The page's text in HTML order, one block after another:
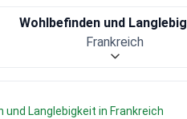
und Langlebigkeit in Frankreich
Wohlbefinden und
Frankreich